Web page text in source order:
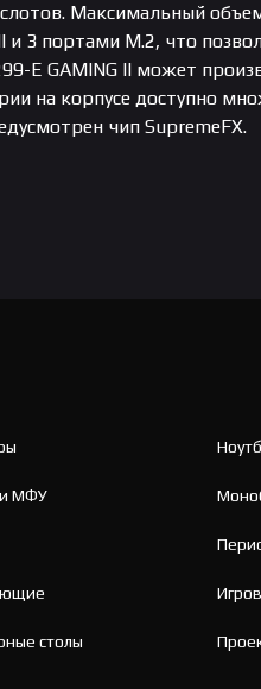
Максимальный
3 портами M.2, что
E GAMING II может
на корпусе доступно
чип SupremeFX.
МФУ
столы